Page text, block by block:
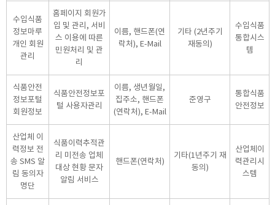
수입식품
정보마루
개인 회원
관리
홈페이지 회원가
입 및 관리, 서비
스 이용에 따른
민원처리 및 관
리
이름, 핸드폰(연
락처), E-Mail
기타 (2년주기
재동의)
수입식품
통합시스
템
식품안전
정보포털
회원정보
식품안전정보포
털 사용자관리
이름, 생년월일,
집주소, 핸드폰
(연락처), E-Mail
준영구
통합식품
안전정보
산업체 이
력정보 전
송 SMS 알
림 동의자
명단
식품이력추적관
리 미전송 업체
대상 현황 문자
알림 서비스
핸드폰(연락처)
기타(1년주기 재
동의)
산업체이
력관리시
스템